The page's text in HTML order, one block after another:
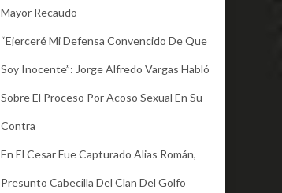
Mayor Recaudo
“Ejerceré Mi Defensa Convencido De Que
Soy Inocente”: Jorge Alfredo Vargas Habló
Sobre El Proceso Por Acoso Sexual En Su
Contra
En El Cesar Fue Capturado Alias Román,
Presunto Cabecilla Del Clan Del Golfo